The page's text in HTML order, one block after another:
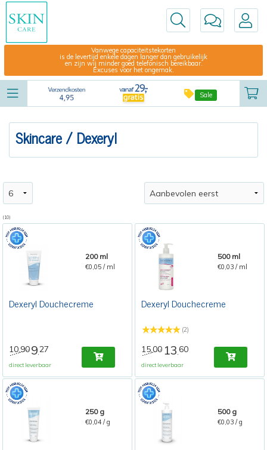
Vanwege capaciteitstekorten
is de levertijd enkele dagen langer dan gebruikelijk
en zijn wij minder goed telefonisch bereikbaar.
Excuses voor het ongemak.
Sale
Skincare/ Dexeryl
(10)
200 ml
€0,05 / ml
Dexeryl Douchecreme
10,909,27
direct leverbaar
500 ml
€0,03 / ml
Dexeryl Douchecreme
(2)
15,00 13 ,60
direct leverbaar
250 g
€0,04 / g
500 g
€0,03 / g